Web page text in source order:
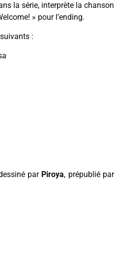
la série, interprète la chanson
» pour l’ending.
:
par Piroya, prépublié par